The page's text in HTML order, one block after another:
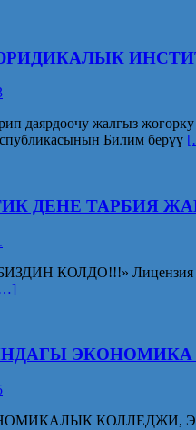
даярдоочу жалгыз
Билим берүү
ДЕНЕ ТАРБИЯ
КОЛДО!!!»
ЭКОНОМИКА
КОЛЛЕДЖИ, ЭИУ ЭЛ